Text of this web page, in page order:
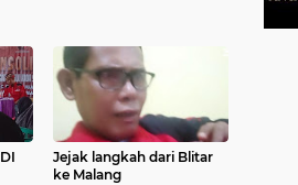
Jejak langkah dari Blitar
ke Malang